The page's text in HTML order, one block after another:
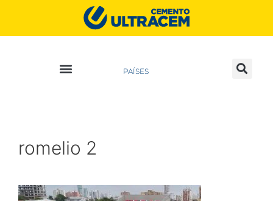
PAÍSES
romelio 2